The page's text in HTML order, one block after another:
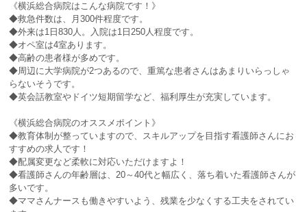
《横浜総合病院はこんな病院です！》
◆救急件数は、月300件程度です。
◆外来は1日830人。入院は1日250人程度です。
◆オペ室は4室あります。
◆高齢の患者様が多めです。
◆周辺に大学病院が2つあるので、重篤な患者さんはあまりいらっしゃ
らないそうです。
◆英会話教室やドイツ短期留学など、福利厚生が充実しています。
《横浜総合病院のオススメポイント》
◆教育体制が整っていますので、スキルアップを目指す看護師さんにお
すすめの求人です！
◆配属変更など柔軟に対応いただけますよ！
◆看護師さんの年齢層は、20～40代と幅広く、落ち着いた看護師さんが
多いです。
◆ママさんナースも働きやすいよう、残業を少なくする工夫をされてい